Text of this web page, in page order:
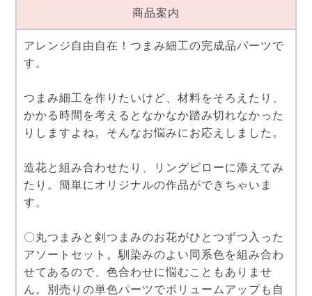
商品案内
アレンジ自由自在！つまみ細工の完成品パーツで
す。
つまみ細工を作りたいけど、材料をそろえたり、
かかる時間を考えるとなかなか踏み切れなかった
りしますよね。そんなお悩みにお応えしました。
造花と組み合わせたり、リングピローに添えてみ
たり。簡単にオリジナルの作品ができちゃいま
す。
〇丸つまみと剣つまみのお花がひとつずつ入った
アソートセット。馴染みのよい同系色を組み合わ
せてあるので、色合わせに悩むこともありませ
ん。別売りの単色パーツでボリュームアップも自